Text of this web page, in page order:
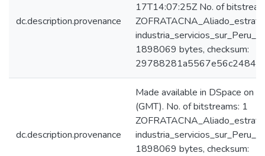
dc.description.provenance
17T14:07:25Z No. of
1898069 bytes, checksum:
dc.description.provenance
Made available in DSpace
(GMT). No. of bitstreams: 1
1898069 bytes, checksum: